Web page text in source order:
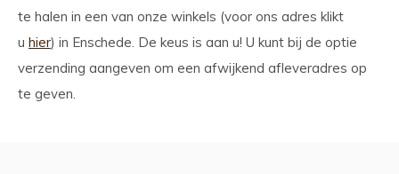
te halen in een van onze winkels (voor ons adres klikt
u hier) in Enschede. De keus is aan u! U kunt bij de optie
verzending aangeven om een afwijkend afleveradres op
te geven.